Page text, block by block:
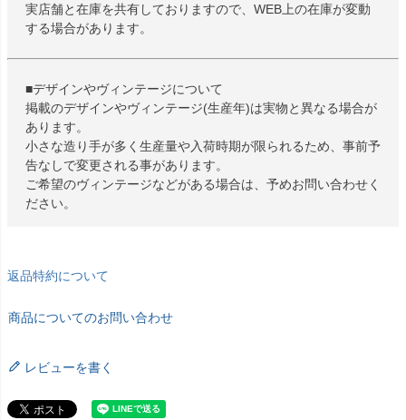
実店舗と在庫を共有しておりますので、WEB上の在庫が変動
する場合があります。
■デザインやヴィンテージについて
掲載のデザインやヴィンテージ(生産年)は実物と異なる場合が
あります。
小さな造り手が多く生産量や入荷時期が限られるため、事前予
告なしで変更される事があります。
ご希望のヴィンテージなどがある場合は、予めお問い合わせく
ださい。
返品特約について
商品についてのお問い合わせ
レビューを書く